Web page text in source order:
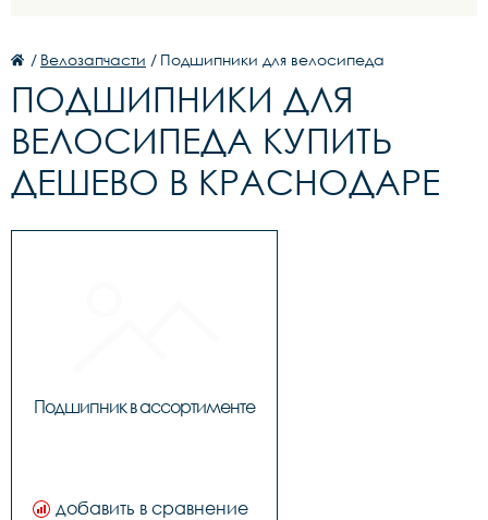
/ Велозапчасти / Подшипники для велосипеда
ПОДШИПНИКИ ДЛЯ
ВЕЛОСИПЕДА КУПИТЬ
ДЕШЕВО В КРАСНОДАРЕ
Подшипник в ассортименте
добавить в сравнение